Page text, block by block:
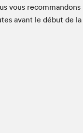
vous recom­man­dons
avant le début de la